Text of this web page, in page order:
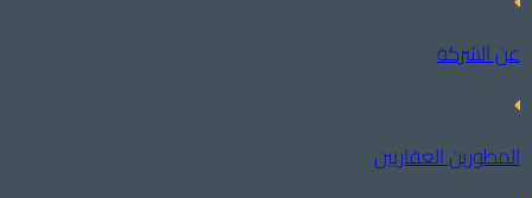
عن الشركة
المطورين العقاريين